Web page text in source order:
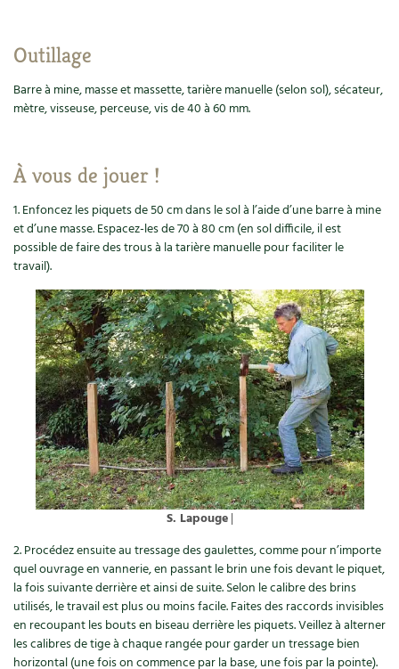
Recettes végétariennes et vegan
Conception et gros oeuvre
Matériaux écologiques
Énergie
Gestion de l’eau
Entretien de la maison
Décoration et petit bricolage
Santé et bien-être
Les plantes et leurs vertus
Soins et cosmétiques au naturel
Société et alternatives
Vivre l’écologie
Protéger la nature
Trucs & astuces
Trocs & petites annonces
Appels à témoignage
Bonnes adresses
Liste des pépiniéristes
Mieux consommer
Outillage
Barre à mine, masse et massette, tarière manuelle (selon sol), sécateur,
mètre, visseuse, perceuse, vis de 40 à 60 mm.
À vous de jouer !
1. Enfoncez les piquets de 50 cm dans le sol à l’aide d’une barre à mine
et d’une masse. Espacez-les de 70 à 80 cm (en sol difficile, il est
possible de faire des trous à la tarière manuelle pour faciliter le
travail).
S. Lapouge|
2. Procédez ensuite au tressage des gaulettes, comme pour n’importe
quel ouvrage en vannerie, en passant le brin une fois devant le piquet,
la fois suivante derrière et ainsi de suite. Selon le calibre des brins
utilisés, le travail est plus ou moins facile. Faites des raccords invisibles
en recoupant les bouts en biseau derrière les piquets. Veillez à alterner
les calibres de tige à chaque rangée pour garder un tressage bien
horizontal (une fois on commence par la base, une fois par la pointe).